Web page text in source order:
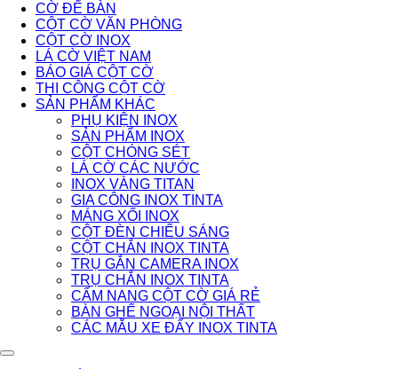
CỜ ĐỂ BÀN
CỘT CỜ VĂN PHÒNG
CỘT CỜ INOX
LÁ CỜ VIỆT NAM
BÁO GIÁ CỘT CỜ
THI CÔNG CỘT CỜ
SẢN PHẨM KHÁC
PHỤ KIỆN INOX
SẢN PHẨM INOX
CỘT CHÓNG SÉT
LÁ CỜ CÁC NƯỚC
INOX VÀNG TITAN
GIA CÔNG INOX TINTA
MÁNG XỐI INOX
CỘT ĐÈN CHIẾU SÁNG
CỘT CHẮN INOX TINTA
TRỤ GẮN CAMERA INOX
TRỤ CHẮN INOX TINTA
CẨM NANG CỘT CỜ GIÁ RẺ
BÀN GHẾ NGOẠI NỘI THẤT
CÁC MẪU XE ĐẨY INOX TINTA